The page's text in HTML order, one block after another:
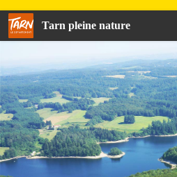
Tarn pleine nature